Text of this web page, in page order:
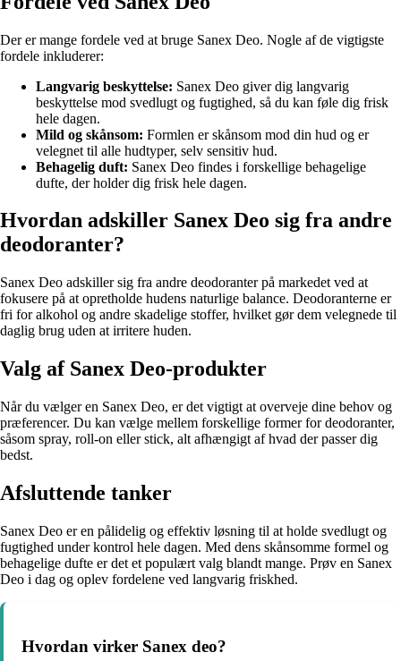
Der er mange fordele ved at bruge Sanex Deo. Nogle af de vigtigste
fordele inkluderer:
Langvarig beskyttelse: Sanex Deo giver dig langvarig
beskyttelse mod svedlugt og fugtighed, så du kan føle dig frisk
hele dagen.
Mild og skånsom: Formlen er skånsom mod din hud og er
velegnet til alle hudtyper, selv sensitiv hud.
Behagelig duft: Sanex Deo findes i forskellige behagelige
dufte, der holder dig frisk hele dagen.
Hvordan adskiller Sanex Deo sig fra andre
deodoranter?
Sanex Deo adskiller sig fra andre deodoranter på markedet ved at
fokusere på at opretholde hudens naturlige balance. Deodoranterne er
fri for alkohol og andre skadelige stoffer, hvilket gør dem velegnede til
daglig brug uden at irritere huden.
Valg af Sanex Deo-produkter
Når du vælger en Sanex Deo, er det vigtigt at overveje dine behov og
præferencer. Du kan vælge mellem forskellige former for deodoranter,
såsom spray, roll-on eller stick, alt afhængigt af hvad der passer dig
bedst.
Afsluttende tanker
Sanex Deo er en pålidelig og effektiv løsning til at holde svedlugt og
fugtighed under kontrol hele dagen. Med dens skånsomme formel og
behagelige dufte er det et populært valg blandt mange. Prøv en Sanex
Deo i dag og oplev fordelene ved langvarig friskhed.
Hvordan virker Sanex deo?